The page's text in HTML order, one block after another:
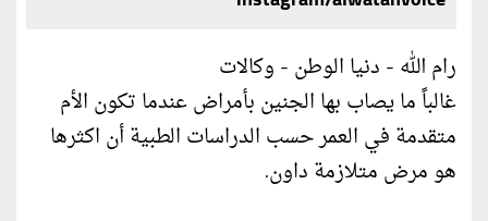
رام الله - دنيا الوطن - وكالات
غالباً ما يصاب بها الجنين بأمراض عندما تكون الأم
متقدمة في العمر حسب الدراسات الطبية أن اكثرها
هو مرض متلازمة داون.